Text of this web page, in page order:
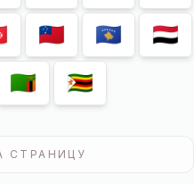
🇼🇸 🇽🇰
🇾🇪
🇿🇲 🇿🇼
СТРАНИЦУ